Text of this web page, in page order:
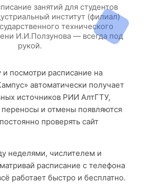
занятий для студентов
институт (филиал)
технического
И.И.Ползунова — всегда под
рукой.
посмотри расписание на
автоматически получает
источников РИИ АлтГТУ,
и отмены появляются
проверять сайт
неделями, числителем и
расписание с телефона
работает быстро и бесплатно.